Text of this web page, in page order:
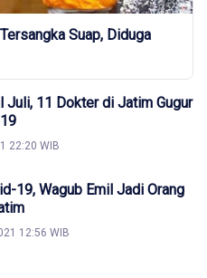
Suap, Diduga
Juli, 11 Dokter di Jatim Gugur
22:20 WIB
19, Wagub Emil Jadi Orang
12:56 WIB